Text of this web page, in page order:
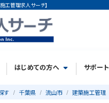
工管理求人サーチ】
はじめての方へ サポート
す 千葉県 流山市 建築施工管理